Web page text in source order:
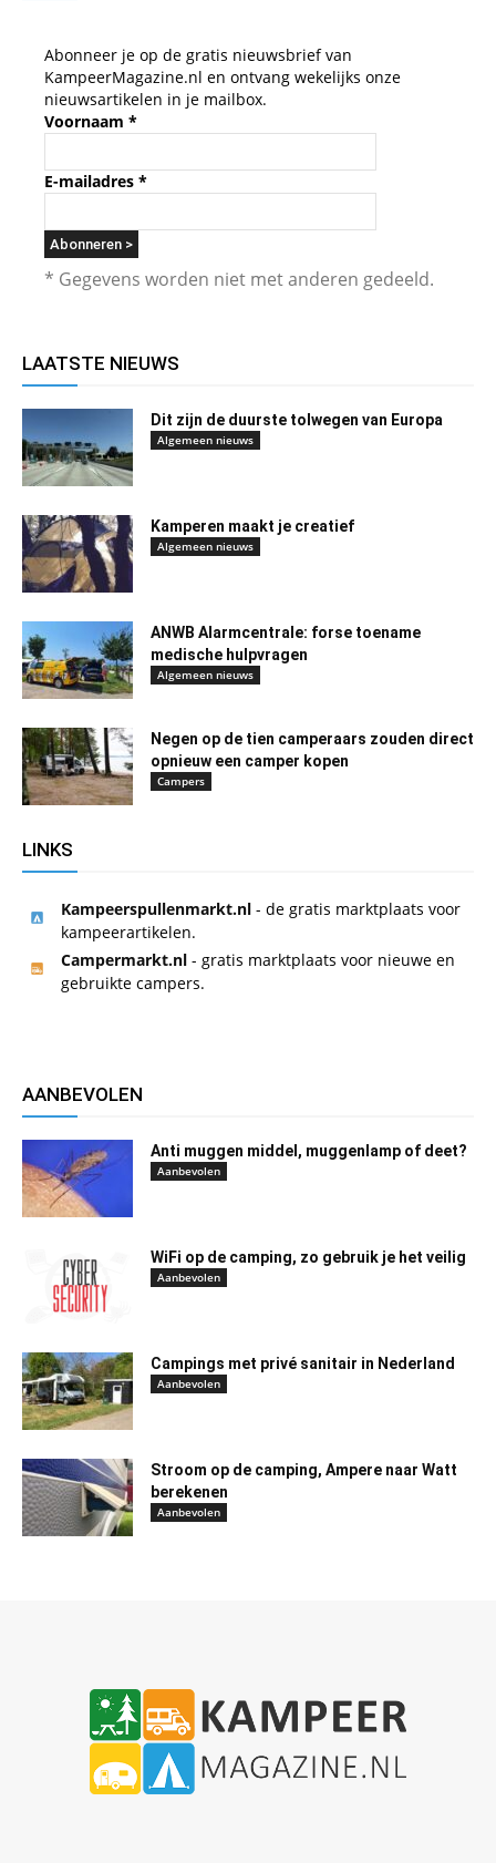
Abonneer je op de gratis nieuwsbrief van
KampeerMagazine.nl en ontvang wekelijks onze
nieuwsartikelen in je mailbox.
Voornaam *
E-mailadres *
* Gegevens worden niet met anderen gedeeld.
LAATSTE NIEUWS
Dit zijn de duurste tolwegen van Europa
Algemeen nieuws
Kamperen maakt je creatief
Algemeen nieuws
ANWB Alarmcentrale: forse toename
medische hulpvragen
Algemeen nieuws
Negen op de tien camperaars zouden direct
opnieuw een camper kopen
Campers
LINKS
Kampeerspullenmarkt.nl - de gratis marktplaats voor
kampeerartikelen.
Campermarkt.nl - gratis marktplaats voor nieuwe en
gebruikte campers.
AANBEVOLEN
Anti muggen middel, muggenlamp of deet?
Aanbevolen
WiFi op de camping, zo gebruik je het veilig
Aanbevolen
Campings met privé sanitair in Nederland
Aanbevolen
Stroom op de camping, Ampere naar Watt
berekenen
Aanbevolen